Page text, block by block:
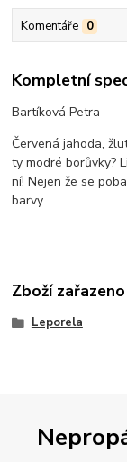
Komentáře 0
Kompletní
Bartíková Petra
Červená jahoda,
ty modré borůvky?
ní! Nejen že se
barvy.
Zboží
Leporela